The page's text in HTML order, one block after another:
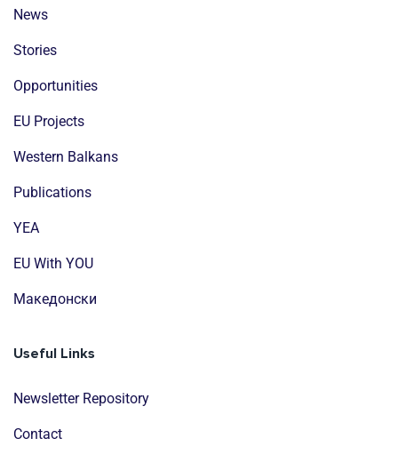
News
Stories
Opportunities
EU Projects
Western Balkans
Publications
YEA
EU With YOU
Mакедонски
Useful Links
Newsletter Repository
Contact